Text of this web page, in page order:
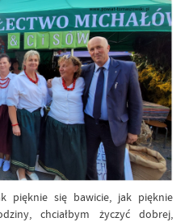
pięknie się bawicie, jak pięknie
chciałbym życzyć dobrej,